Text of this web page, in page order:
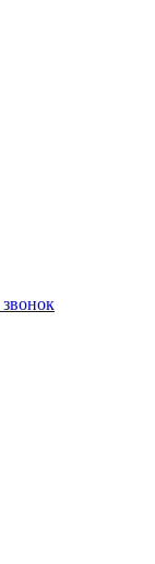
звонок